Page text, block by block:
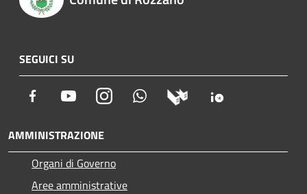
SEGUICI SU
Facebook YoutubeInstagram Whatsapp
AMMINISTRAZIONE
Organi di Governo
Aree amministrative